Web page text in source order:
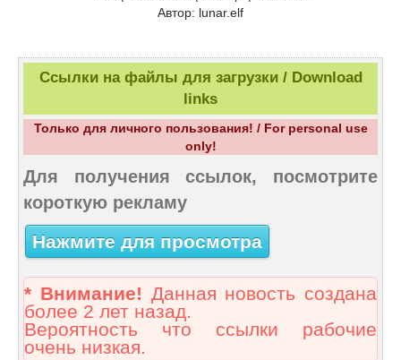
Автор: lunar.elf
Ссылки на файлы для загрузки / Download
links
Только для личного пользования! / For personal use
only!
Для получения ссылок, посмотрите
короткую рекламу
Нажмите для просмотра
* Внимание! Данная новость создана
более 2 лет назад.
Вероятность что ссылки рабочие
очень низкая.